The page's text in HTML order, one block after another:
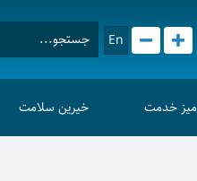
En
میز خدمت خیرین سلامت